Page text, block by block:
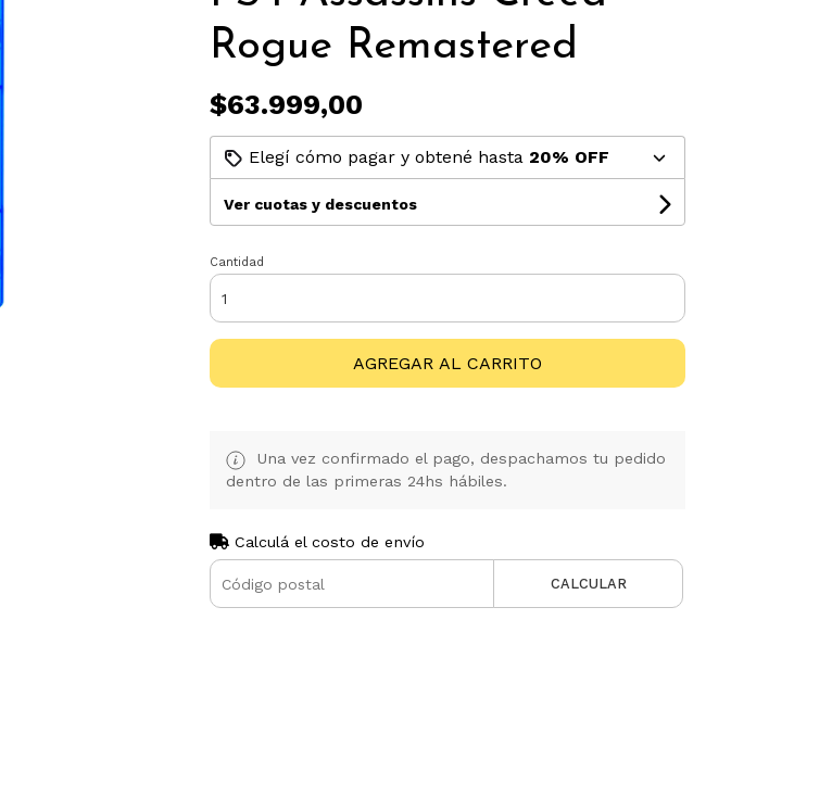
Rogue Remastered
$63.999,00
Elegí cómo pagar y obtené hasta 20% OFF
Ver cuotas y descuentos
Cantidad
AGREGAR AL CARRITO
Una vez confirmado el pago, despachamos tu pedido
dentro de las primeras 24hs hábiles.
Calculá el costo de envío
CALCULAR